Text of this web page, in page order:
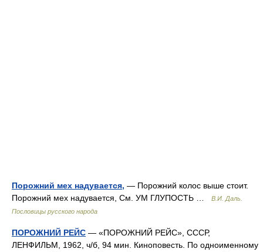
Порожний мех надувается, — Порожний колос выше стоит.
Порожний мех надувается, См. УМ ГЛУПОСТЬ …
В.И. Даль.
Пословицы русского народа
ПОРОЖНИЙ РЕЙС — «ПОРОЖНИЙ РЕЙС», СССР,
ЛЕНФИЛЬМ, 1962, ч/б, 94 мин. Киноповесть. По одноименному